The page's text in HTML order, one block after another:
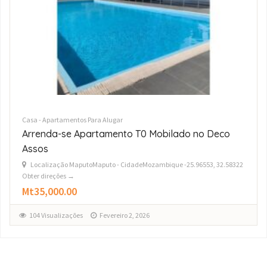
Casa - Apartamentos Para Alugar
Arrenda-se Luxuoso Apartamento T3 no
condomínio Impala
Localização MaputoMaputo - CidadeMozambique -25.96553, 32.58322
Obter direções →
Mt110,000.00
139 Visualizações Novembro 20, 2025